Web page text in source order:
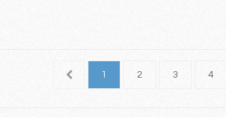
1 2 3 4